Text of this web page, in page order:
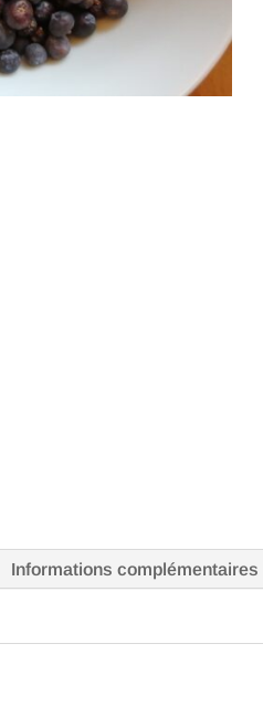
Informations complémentaires